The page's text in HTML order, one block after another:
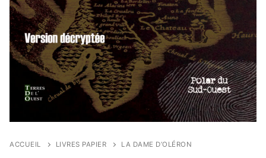
ACCUEIL LIVRES PAPIER LA DAME D’OLÉRON